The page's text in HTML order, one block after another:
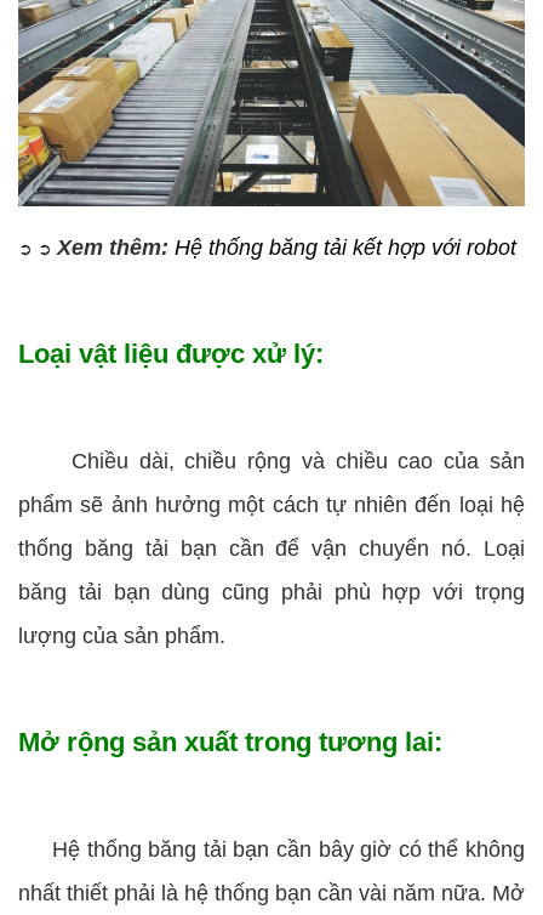
➲ ➲ Xem thêm: Hệ thống băng tải kết hợp với robot
Loại vật liệu được xử lý:
Chiều dài, chiều rộng và chiều cao của sản
phẩm sẽ ảnh hưởng một cách tự nhiên đến loại hệ
thống băng tải bạn cần để vận chuyển nó. Loại
băng tải bạn dùng cũng phải phù hợp với trọng
lượng của sản phẩm.
Mở rộng sản xuất trong tương lai:
Hệ thống băng tải bạn cần bây giờ có thể không
nhất thiết phải là hệ thống bạn cần vài năm nữa. Mở